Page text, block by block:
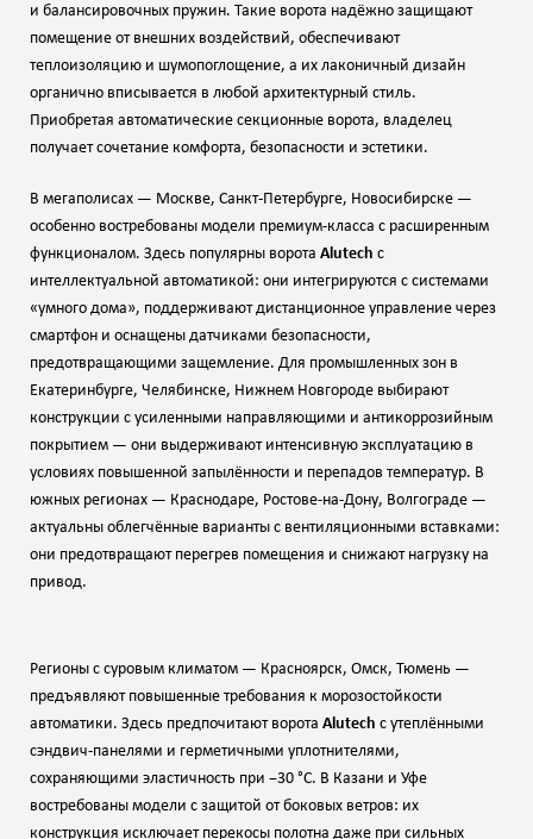
и балансировочных пружин. Такие ворота надёжно защищают
помещение от внешних воздействий, обеспечивают
теплоизоляцию и шумопоглощение, а их лаконичный дизайн
органично вписывается в любой архитектурный стиль.
Приобретая автоматические секционные ворота, владелец
получает сочетание комфорта, безопасности и эстетики.
В мегаполисах — Москве, Санкт‑Петербурге, Новосибирске —
особенно востребованы модели премиум‑класса с расширенным
функционалом. Здесь популярны ворота Alutech с
интеллектуальной автоматикой: они интегрируются с системами
«умного дома», поддерживают дистанционное управление через
смартфон и оснащены датчиками безопасности,
предотвращающими защемление. Для промышленных зон в
Екатеринбурге, Челябинске, Нижнем Новгороде выбирают
конструкции с усиленными направляющими и антикоррозийным
покрытием — они выдерживают интенсивную эксплуатацию в
условиях повышенной запылённости и перепадов температур. В
южных регионах — Краснодаре, Ростове‑на‑Дону, Волгограде —
актуальны облегчённые варианты с вентиляционными вставками:
они предотвращают перегрев помещения и снижают нагрузку на
привод.
Регионы с суровым климатом — Красноярск, Омск, Тюмень —
предъявляют повышенные требования к морозостойкости
автоматики. Здесь предпочитают ворота Alutech с утеплёнными
сэндвич‑панелями и герметичными уплотнителями,
сохраняющими эластичность при −30 °C. В Казани и Уфе
востребованы модели с защитой от боковых ветров: их
конструкция исключает перекосы полотна даже при сильных